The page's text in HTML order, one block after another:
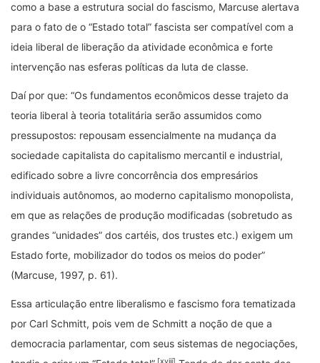
como a base a estrutura social do fascismo, Marcuse alertava
para o fato de o “Estado total” fascista ser compatível com a
ideia liberal de liberação da atividade econômica e forte
intervenção nas esferas políticas da luta de classe.
Daí por que: “Os fundamentos econômicos desse trajeto da
teoria liberal à teoria totalitária serão assumidos como
pressupostos: repousam essencialmente na mudança da
sociedade capitalista do capitalismo mercantil e industrial,
edificado sobre a livre concorrência dos empresários
individuais autônomos, ao moderno capitalismo monopolista,
em que as relações de produção modificadas (sobretudo as
grandes “unidades” dos cartéis, dos trustes etc.) exigem um
Estado forte, mobilizador do todos os meios do poder”
(Marcuse, 1997, p. 61).
Essa articulação entre liberalismo e fascismo fora tematizada
por Carl Schmitt, pois vem de Schmitt a noção de que a
democracia parlamentar, com seus sistemas de negociações,